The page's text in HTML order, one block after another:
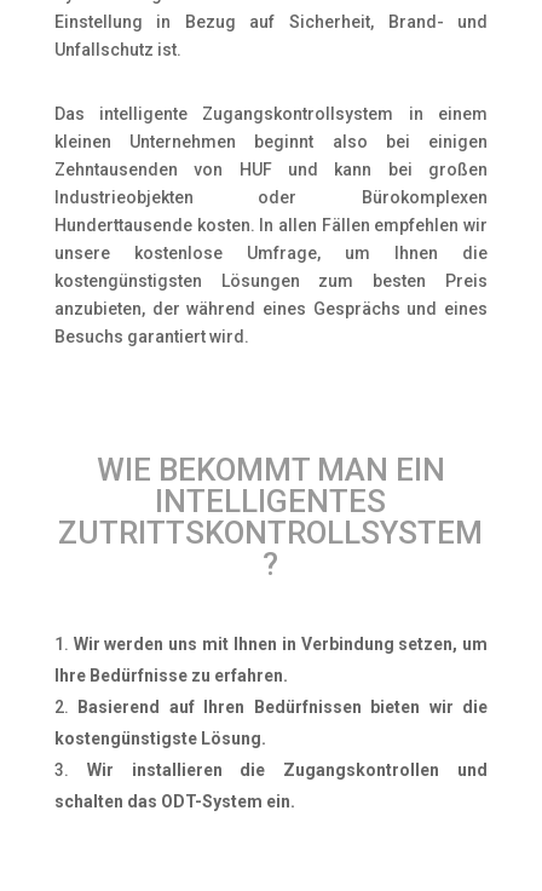
Einstellung in Bezug auf Sicherheit, Brand- und
Unfallschutz ist.
Das intelligente Zugangskontrollsystem in einem
kleinen Unternehmen beginnt also bei einigen
Zehntausenden von HUF und kann bei großen
Industrieobjekten oder Bürokomplexen
Hunderttausende kosten. In allen Fällen empfehlen wir
unsere kostenlose Umfrage, um Ihnen die
kostengünstigsten Lösungen zum besten Preis
anzubieten, der während eines Gesprächs und eines
Besuchs garantiert wird.
WIE BEKOMMT MAN EIN
INTELLIGENTES
ZUTRITTSKONTROLLSYSTEM
?
Wir werden uns mit Ihnen in Verbindung setzen, um
Ihre Bedürfnisse zu erfahren.
Basierend auf Ihren Bedürfnissen bieten wir die
kostengünstigste Lösung.
Wir installieren die Zugangskontrollen und
schalten das ODT-System ein.